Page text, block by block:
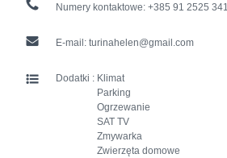
Numery kontaktowe: +385 91 2525 341
E-mail: turinahelen@gmail.com
Dodatki : Klimat
Parking
Ogrzewanie
SAT TV
Zmywarka
Zwierzęta domowe